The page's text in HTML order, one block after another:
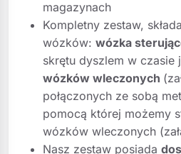
magazynach
Kompletny zestaw,
wózków: wózka
skrętu dyszlem w czasie
wózków wleczonych
połączonych ze sobą
pomocą której możemy
wózków wleczonych
Nasz zestaw posiada